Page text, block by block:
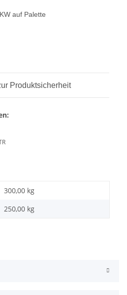
auf Palette
Produktsicherheit
300,00 kg
250,00 kg